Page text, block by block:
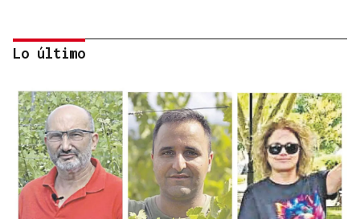
CUENTA CON ANTECEDENTES
Lo último